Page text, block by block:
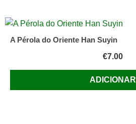
A Pérola do Oriente Han Suyin
€7.00
ADICIONAR